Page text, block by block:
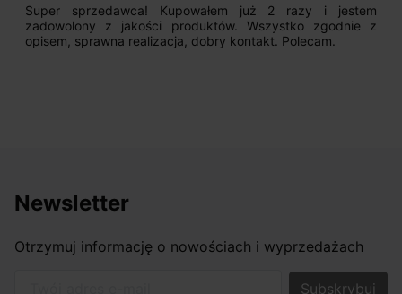
Super sprzedawca! Kupowałem już 2 razy i jestem
zadowolony z jakości produktów. Wszystko zgodnie z
opisem, sprawna realizacja, dobry kontakt. Polecam.
Newsletter
Otrzymuj informację o nowościach i wyprzedażach